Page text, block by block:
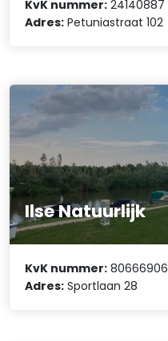
KvK nummer: 24140887
Adres: Petuniastraat 102
Ilse Natuurlijk
KvK nummer: 80666906
Adres: Sportlaan 28